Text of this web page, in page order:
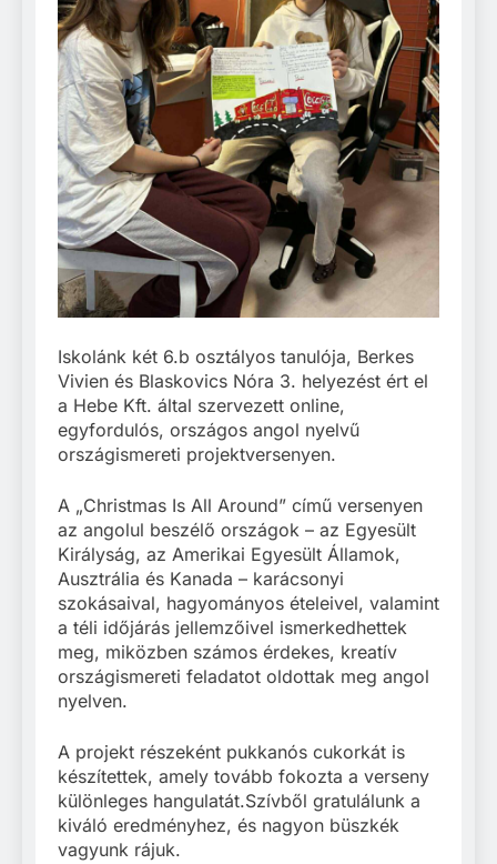
Iskolánk két 6.b osztályos tanulója, Berkes
Vivien és Blaskovics Nóra 3. helyezést ért el
a Hebe Kft. által szervezett online,
egyfordulós, országos angol nyelvű
országismereti projektversenyen.
A „Christmas Is All Around” című versenyen
az angolul beszélő országok – az Egyesült
Királyság, az Amerikai Egyesült Államok,
Ausztrália és Kanada – karácsonyi
szokásaival, hagyományos ételeivel, valamint
a téli időjárás jellemzőivel ismerkedhettek
meg, miközben számos érdekes, kreatív
országismereti feladatot oldottak meg angol
nyelven.
A projekt részeként pukkanós cukorkát is
készítettek, amely tovább fokozta a verseny
különleges hangulatát.Szívből gratulálunk a
kiváló eredményhez, és nagyon büszkék
vagyunk rájuk.